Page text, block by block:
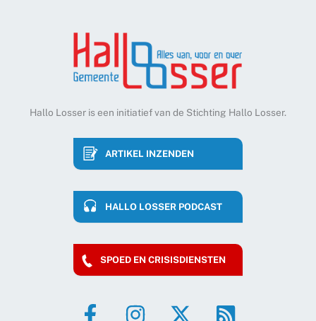
Hallo Losser is een initiatief van de Stichting Hallo Losser.
ARTIKEL INZENDEN
HALLO LOSSER PODCAST
SPOED EN CRISISDIENSTEN